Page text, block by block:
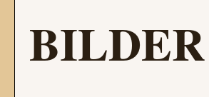
BILDER